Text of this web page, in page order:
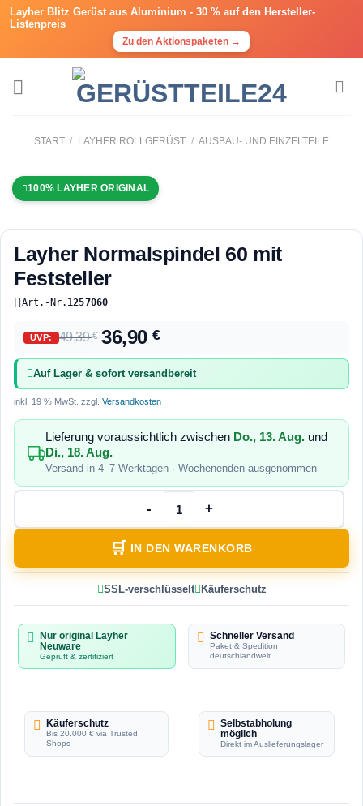
Layher Blitz Gerüst aus Aluminium - 30 % auf den Hersteller-
Listenpreis
Zu den Aktionspaketen →
START / LAYHER ROLLGERÜST / AUSBAU- UND EINZELTEILE
100% LAYHER ORIGINAL
Layher Normalspindel 60 mit
Feststeller
Art.-Nr. 1257060
UVP: 49,39€ 36,90€
Auf Lager & sofort versandbereit
inkl. 19 % MwSt. zzgl. Versandkosten
Lieferung voraussichtlich zwischen Do., 13. Aug. und
Di., 18. Aug.
Versand in 4–7 Werktagen · Wochenenden ausgenommen
IN DEN WARENKORB
SSL-verschlüsselt Käuferschutz
Nur original Layher
Neuware
Geprüft & zertifiziert
Schneller Versand
Paket & Spedition
deutschlandweit
Käuferschutz
Bis 20.000 € via Trusted
Shops
Selbstabholung
möglich
Direkt im Auslieferungslager